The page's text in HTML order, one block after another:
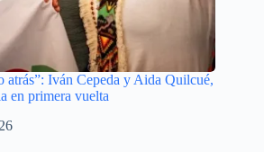
atrás”: Iván Cepeda y Aida Quilcué,
en primera vuelta